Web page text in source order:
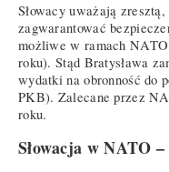
Słowacy uważają
zagwarantować
możliwe w ramach NATO
roku). Stąd Bratysława
wydatki na obronność do
PKB). Zalecane przez
roku.
Słowacja w NATO